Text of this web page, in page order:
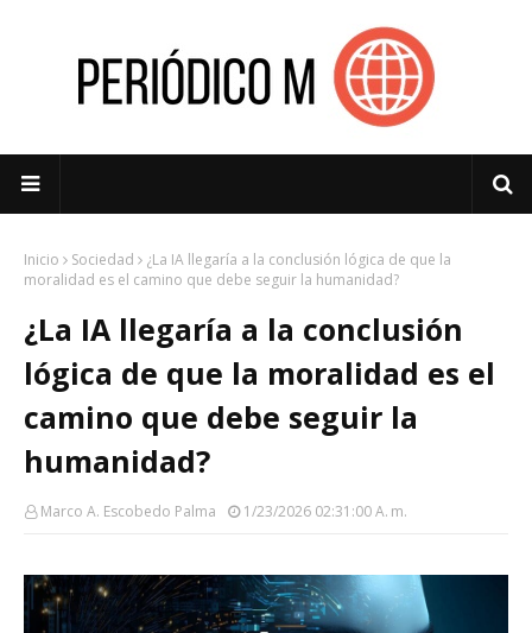
Inicio Sociedad
¿La IA llegaría a la conclusión lógica de que la
moralidad es el camino que debe seguir la humanidad?
¿La IA llegaría a la conclusión
lógica de que la moralidad es el
camino que debe seguir la
humanidad?
Marco A. Escobedo Palma 1/23/2026 02:31:00 A. M.